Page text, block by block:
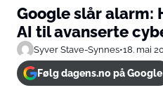
Google slår alarm:
AI til avanserte
Syver Stave-Synnes•18. mai
Følg dagens.no på Google